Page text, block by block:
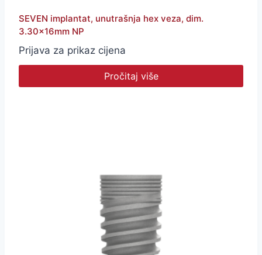
SEVEN implantat, unutrašnja hex veza, dim.
3.30x16mm NP
Prijava za prikaz cijena
Pročitaj više